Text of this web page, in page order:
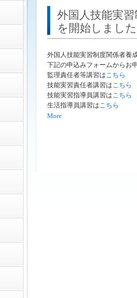
外国人技能実
を開始しました
外国人技能実習制度関係者養
下記の申込みフォームからお
監理責任者等講習は こちら
技能実習責任者講習は こちら
技能実習指導員講習は こちら
生活指導員講習は こちら
More